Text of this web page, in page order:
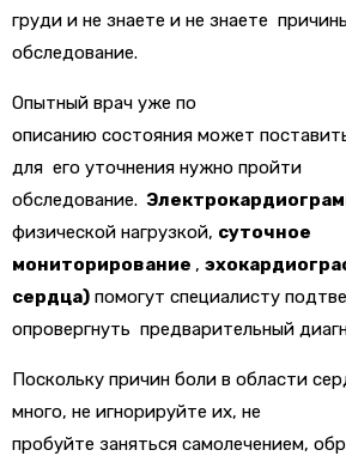
груди и не знаете и не знаете
обследование.
Опытный врач уже по
описанию состояния может
для его уточнения нужно пройти
обследование. Э
физической нагрузкой, суточное
мониторирование ,
сердца) помогут специалисту
опровергнуть предварительный
Поскольку причин боли в области
много, не игнорируйте их, не
пробуйте заняться самолечением,